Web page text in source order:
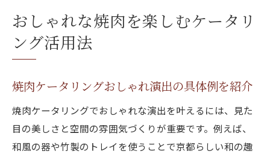
おしゃれな焼肉を楽しむケータリ
ング活用法
焼肉ケータリングおしゃれ演出の具体例を紹介
焼肉ケータリングでおしゃれな演出を叶えるには、見た
目の美しさと空間の雰囲気づくりが重要です。例えば、
和風の器や竹製のトレイを使うことで京都らしい和の趣